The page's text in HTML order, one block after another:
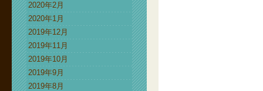
2020年2月
2020年1月
2019年12月
2019年11月
2019年10月
2019年9月
2019年8月